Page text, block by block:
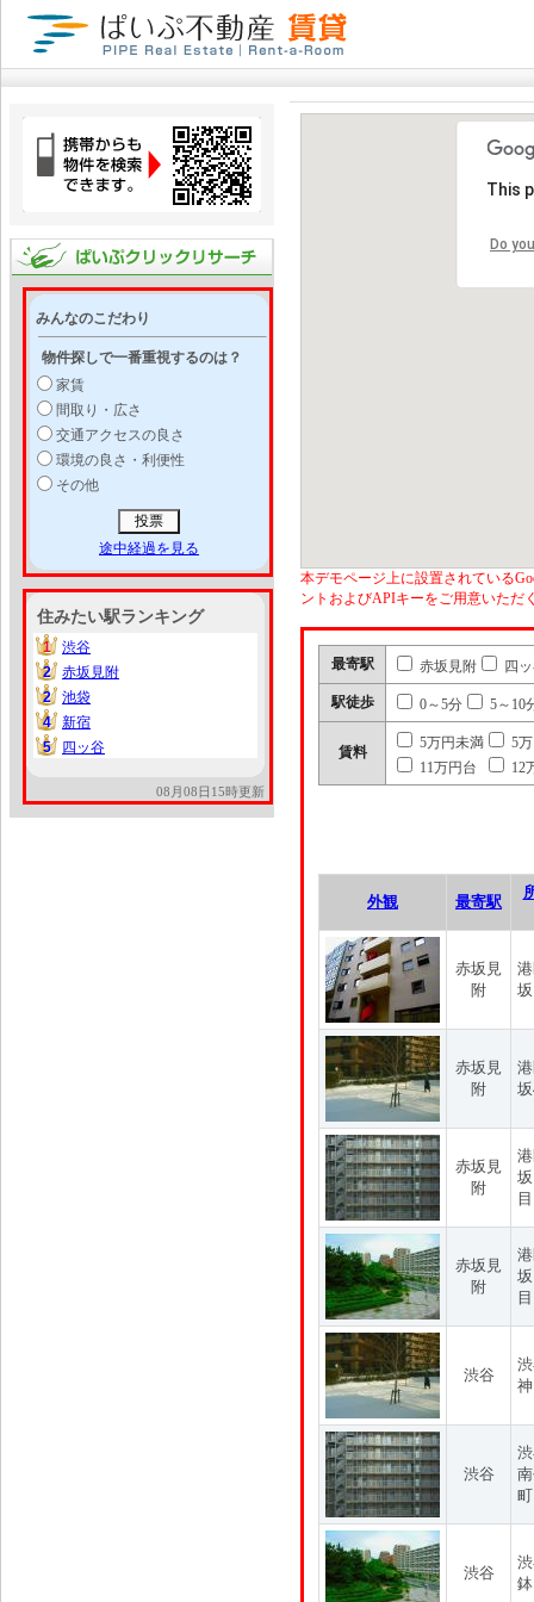
みんなのこだわり
物件探しで一番重視するのは？
家賃
間取り・広さ
交通アクセスの良さ
環境の良さ・利便性
その他
途中経過を見る
住みたい駅ランキング
1
1
渋谷
2
2
赤坂見附
2
2
池袋
4
4
新宿
5
5 四ッ谷
08月08日15時更新
This
Do
本デモページ上に設置されている
ントおよびAPIキーをご用意いただ
最寄駅 赤坂見附 四
駅徒歩 0～5分 5～10
賃料
5万円未満
5
11万円台
12
外観 最寄駅
赤坂見
附
赤坂見
附
赤坂見
附
目
赤坂見
附
目
渋谷
渋谷
渋谷